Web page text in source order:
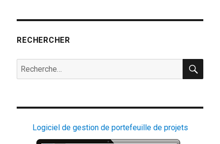
RECHERCHER
Recherche
pour :
Logiciel de gestion de portefeuille de projets